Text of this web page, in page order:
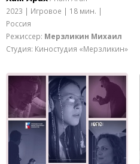
2023 | Игровое | 18 мин. |
Россия
Режиссер: Мерзликин Михаил
Студия: Киностудия «Мерзликин»